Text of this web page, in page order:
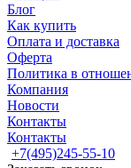
Блог
Как купить
Оплата и доставка
Оферта
Политика в
Компания
Новости
Контакты
Контакты
+7(495)245-55-10